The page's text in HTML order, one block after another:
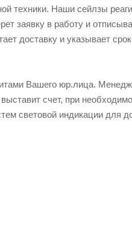
техники. Наши сейлзы
заявку в работу и
доставку и указывает
Вашего юр.лица.
счет, при
световой индикации для